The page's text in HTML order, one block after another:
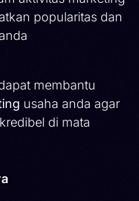
popularitas dan
membantu
usaha anda agar
di mata